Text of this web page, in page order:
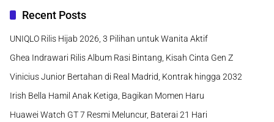
Recent Posts
UNIQLO Rilis Hijab 2026, 3 Pilihan untuk Wanita Aktif
Ghea Indrawari Rilis Album Rasi Bintang, Kisah Cinta Gen Z
Vinicius Junior Bertahan di Real Madrid, Kontrak hingga 2032
Irish Bella Hamil Anak Ketiga, Bagikan Momen Haru
Huawei Watch GT 7 Resmi Meluncur, Baterai 21 Hari